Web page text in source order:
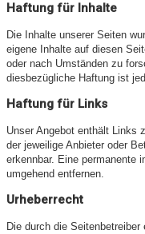
Haftung für Inhalte
Die Inhalte unserer Seiten
eigene Inhalte auf diesen
oder nach Umständen zu
diesbezügliche Haftung ist
Haftung für Links
Unser Angebot enthält Links
der jeweilige Anbieter oder
erkennbar. Eine permanente
umgehend entfernen.
Urheberrecht
Die durch die